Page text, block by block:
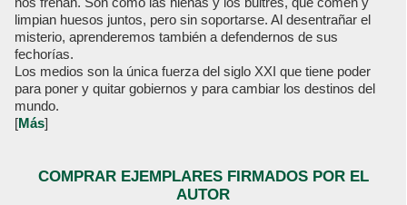
limpian huesos juntos, pero sin soportarse. Al desentrañar el
misterio, aprenderemos también a defendernos de sus
fechorías.
Los medios son la única fuerza del siglo XXI que tiene poder
para poner y quitar gobiernos y para cambiar los destinos del
mundo.
[Más]
COMPRAR EJEMPLARES FIRMADOS POR EL
AUTOR